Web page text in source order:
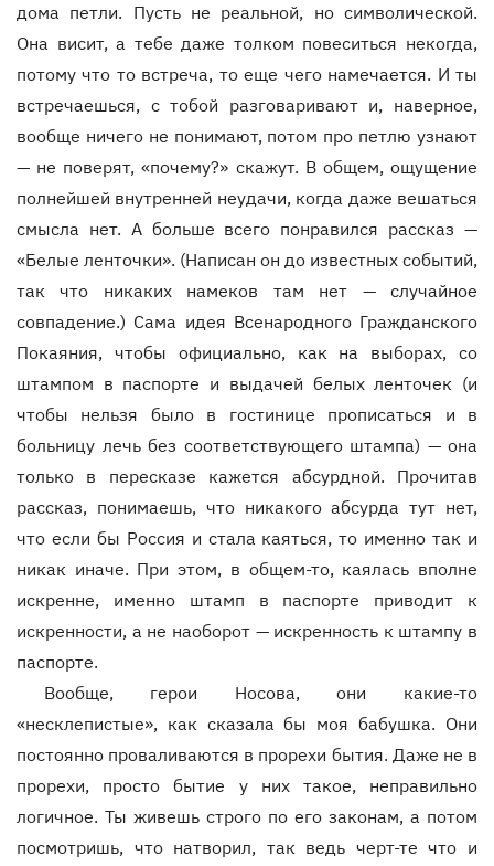
дома петли. Пусть не реальной, но символической.
Она висит, а тебе даже толком повеситься некогда,
потому что то встреча, то еще чего намечается. И ты
встречаешься, с тобой разговаривают и, наверное,
вообще ничего не понимают, потом про петлю узнают
— не поверят, «почему?» скажут. В общем, ощущение
полнейшей внутренней неудачи, когда даже вешаться
смысла нет. А больше всего понравился рассказ —
«Белые ленточки». (Написан он до известных событий,
так что никаких намеков там нет — случайное
совпадение.) Сама идея Всенародного Гражданского
Покаяния, чтобы официально, как на выборах, со
штампом в паспорте и выдачей белых ленточек (и
чтобы нельзя было в гостинице прописаться и в
больницу лечь без соответствующего штампа) — она
только в пересказе кажется абсурдной. Прочитав
рассказ, понимаешь, что никакого абсурда тут нет,
что если бы Россия и стала каяться, то именно так и
никак иначе. При этом, в общем-то, каялась вполне
искренне, именно штамп в паспорте приводит к
искренности, а не наоборот — искренность к штампу в
паспорте.
Вообще, герои Носова, они какие-то
«несклепистые», как сказала бы моя бабушка. Они
постоянно проваливаются в прорехи бытия. Даже не в
прорехи, просто бытие у них такое, неправильно
логичное. Ты живешь строго по его законам, а потом
посмотришь, что натворил, так ведь черт-те что и